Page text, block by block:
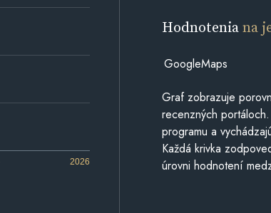
2026
Hodnoteniana
GoogleMaps
Graf zobrazuje
recenzných
programu a
Každá krivka
úrovni hodnotení